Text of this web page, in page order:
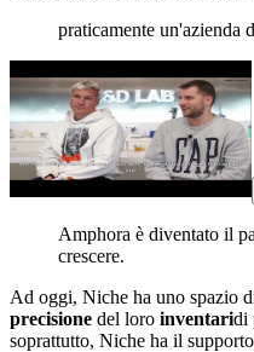
praticamente un'azienda
Amphora è diventato il
crescere.
Ad oggi, Niche ha uno spazio
precisione del loro inventaridi
soprattutto, Niche ha il